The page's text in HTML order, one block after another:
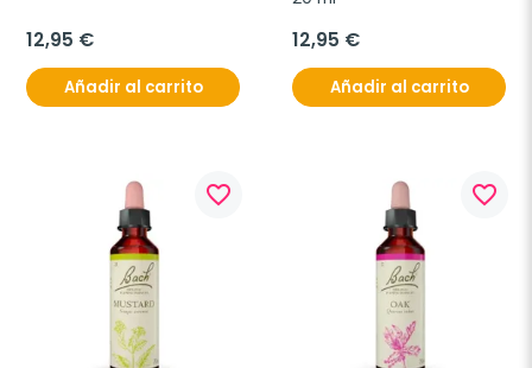
12,95 €
Añadir al carrito
12,95 €
Añadir al carrito
favorite_border favorite_border